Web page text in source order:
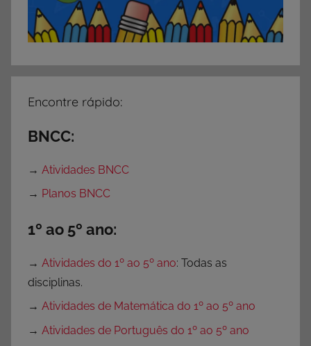
Encontre rápido:
BNCC:
→ Atividades BNCC
→ Planos BNCC
1º ao 5º ano:
→ Atividades do 1º ao 5º ano: Todas as
disciplinas.
→ Atividades de Matemática do 1º ao 5º ano
→ Atividades de Português do 1º ao 5º ano